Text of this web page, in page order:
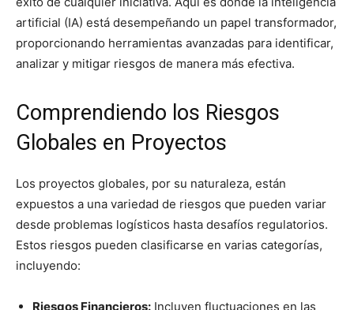
artificial (IA) está desempeñando un papel transformador,
proporcionando herramientas avanzadas para identificar,
analizar y mitigar riesgos de manera más efectiva.
Comprendiendo los Riesgos
Globales en Proyectos
Los proyectos globales, por su naturaleza, están
expuestos a una variedad de riesgos que pueden variar
desde problemas logísticos hasta desafíos regulatorios.
Estos riesgos pueden clasificarse en varias categorías,
incluyendo:
Riesgos Financieros: Incluyen fluctuaciones en las